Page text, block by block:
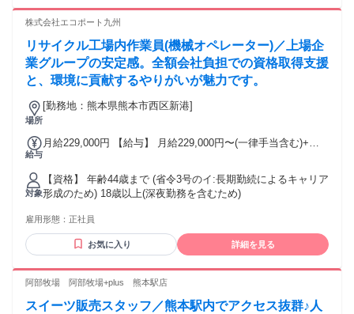
株式会社エコポート九州
リサイクル工場内作業員(機械オペレーター)／上場企
業グループの安定感。全額会社負担での資格取得支援
と、環境に貢献するやりがいが魅力です。
場所
[勤務地：熊本県熊本市西区新港]
給与
月給229,000円 【給与】 月給229,000円〜(一律手当含む)+交
7.5h+交通費 【22歳モデル月収例】 月収263,000円以上 (昇給
年1回、賞与年2回あり)
対象
【資格】 年齢44歳まで (省令3号のイ:長期勤続によるキャリア
形成のため) 18歳以上(深夜勤務を含むため)
雇用形態： 正社員
お気に入り 詳細を見る
阿部牧場 阿部牧場+plus 熊本駅店
スイーツ販売スタッフ／熊本駅内でアクセス抜群♪人